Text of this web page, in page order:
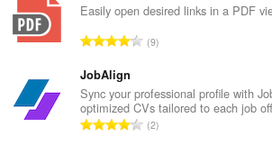
Easily open desired links in a PDF
В
г
о
о
9
JobAlign
Sync your professional profile with
optimized CVs tailored to each job
В2